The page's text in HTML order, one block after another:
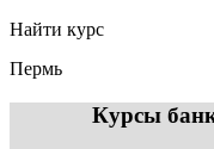
Найти курс
Пермь
Курсы